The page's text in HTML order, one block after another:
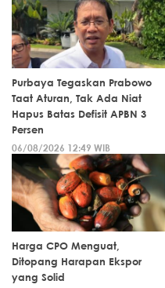
Purbaya Tegaskan Prabowo
Taat Aturan, Tak Ada Niat
Hapus Batas Defisit APBN 3
Persen
06/08/2026 12:49 WIB
Harga CPO Menguat,
Ditopang Harapan Ekspor
yang Solid